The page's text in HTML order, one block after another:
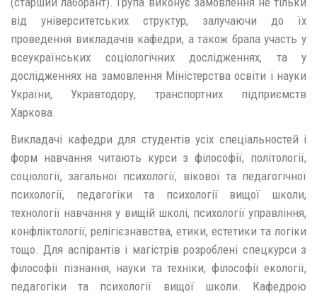
від університетських структур, залучаючи до їх
проведення викладачів кафедри, а також брала участь у
всеукраїнських соціологічних дослідженнях, та у
дослідженнях на замовлення Міністерства освіти і науки
України, Укравтодору, транспортних підприємств
Харкова.
Викладачі кафедри для студентів усіх спеціальностей і
форм навчання читають курси з філософії, політології,
соціології, загальної психології, вікової та педагогічної
психології, педагогіки та психології вищої школи,
технології навчання у вищій школі, психології управління,
конфліктології, релігієзнавства, етики, естетики та логіки
тощо. Для аспірантів і магістрів розроблені спецкурси з
філософії пізнання, науки та техніки, філософії екології,
педагогіки та психології вищої школи. Кафедрою